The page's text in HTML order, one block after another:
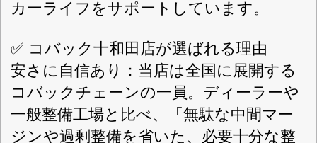
定休日：日曜日・祝日・GW・夏期休暇・
対応車種：軽自動車から乗用車まで幅広
く対応。
お支払い方法：現金、クレジットカー
ド、電子マネー（PayPay）、ローンも可
能。
🙏 店長からのメッセージ